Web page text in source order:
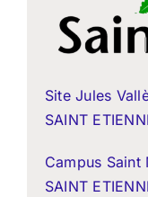
Offres d’emplois
Formation
Site Jules
SAINT
Campus
SAINT